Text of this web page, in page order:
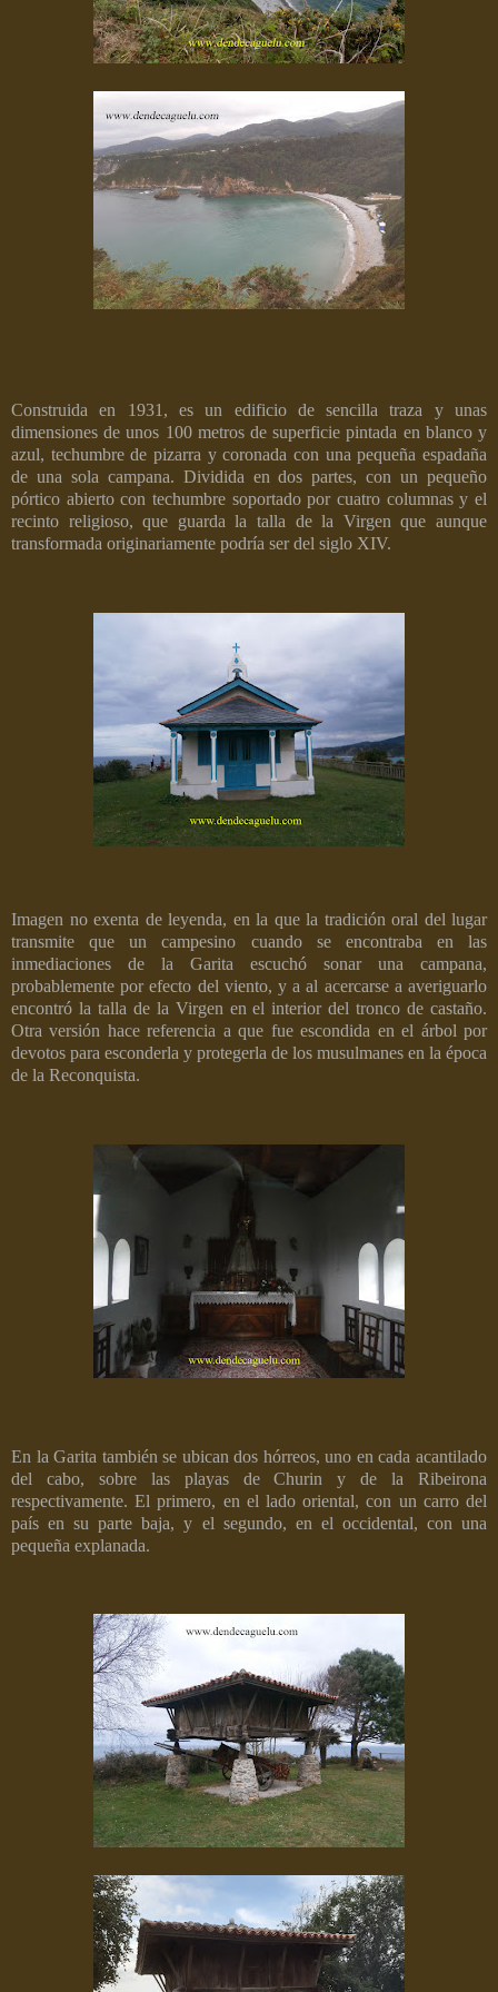
Construida en 1931, es un edificio de sencilla traza y unas
dimensiones de unos 100 metros de superficie pintada en blanco y
azul, techumbre de pizarra y coronada con una pequeña espadaña
de una sola campana. Dividida en dos partes, con un pequeño
pórtico abierto con techumbre soportado por cuatro columnas y el
recinto religioso, que guarda la talla de la Virgen que aunque
transformada originariamente podría ser del siglo XIV.
Imagen no exenta de leyenda, en la que la tradición oral del lugar
transmite que un campesino cuando se encontraba en las
inmediaciones de la Garita escuchó sonar una campana,
probablemente por efecto del viento, y a al acercarse a averiguarlo
encontró la talla de la Virgen en el interior del tronco de castaño.
Otra versión hace referencia a que fue escondida en el árbol por
devotos para esconderla y protegerla de los musulmanes en la época
de la Reconquista.
En la Garita también se ubican dos hórreos, uno en cada acantilado
del cabo, sobre las playas de Churin y de la Ribeirona
respectivamente. El primero, en el lado oriental, con un carro del
país en su parte baja, y el segundo, en el occidental, con una
pequeña explanada.